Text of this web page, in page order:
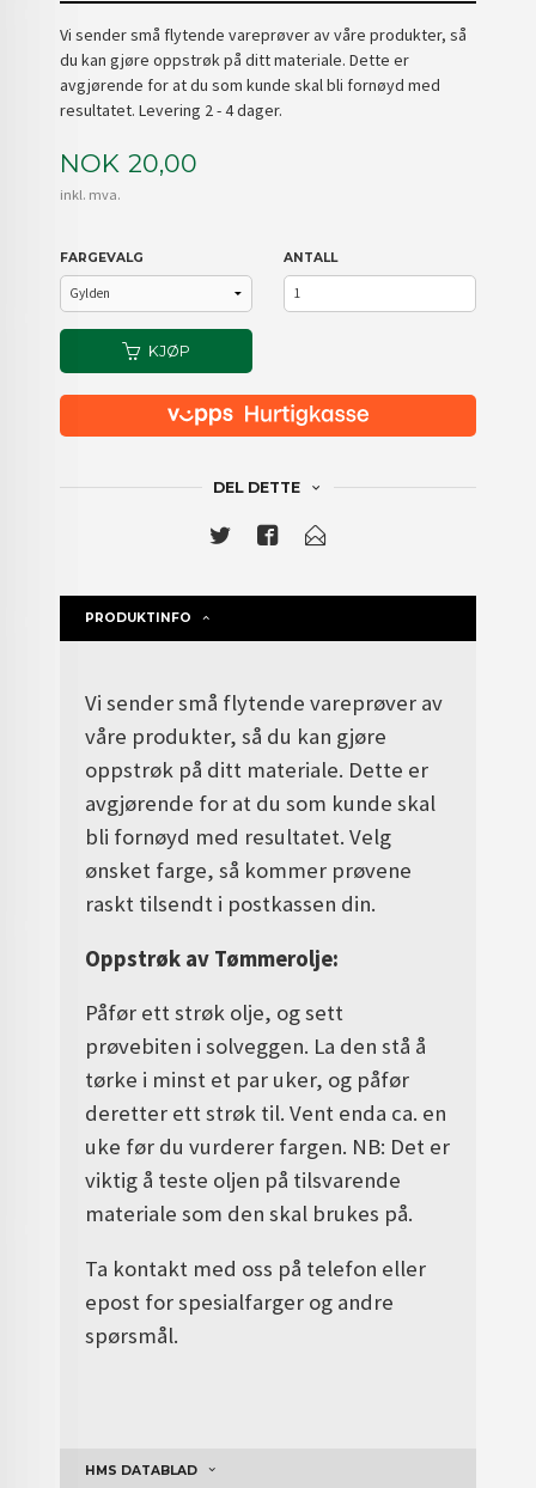
Vi sender små flytende vareprøver av våre produkter, så
du kan gjøre oppstrøk på ditt materiale. Dette er
avgjørende for at du som kunde skal bli fornøyd med
resultatet. Levering 2 - 4 dager.
Pris
NOK 20,00
inkl. mva.
FARGEVALG ANTALL
KJØP
DEL DETTE
PRODUKTINFO
Vi sender små flytende vareprøver av
våre produkter, så du kan gjøre
oppstrøk på ditt materiale. Dette er
avgjørende for at du som kunde skal
bli fornøyd med resultatet. Velg
ønsket farge, så kommer prøvene
raskt tilsendt i postkassen din.
Oppstrøk av Tømmerolje:
Påfør ett strøk olje, og sett
prøvebiten i solveggen. La den stå å
tørke i minst et par uker, og påfør
deretter ett strøk til. Vent enda ca. en
uke før du vurderer fargen. NB: Det er
viktig å teste oljen på tilsvarende
materiale som den skal brukes på.
Ta kontakt med oss på telefon eller
epost for spesialfarger og andre
spørsmål.
HMS DATABLAD